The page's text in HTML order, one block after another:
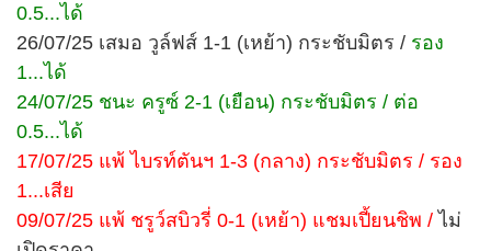
0.5...ได้
26/07/25 เสมอ วูล์ฟส์ 1-1 (เหย้า) กระชับมิตร / รอง
1...ได้
24/07/25 ชนะ ครูซ์ 2-1 (เยือน) กระชับมิตร / ต่อ
0.5...ได้
17/07/25 แพ้ ไบรท์ตันฯ 1-3 (กลาง) กระชับมิตร / รอง
1...เสีย
09/07/25 แพ้ ชรูว์สบิวรี่ 0-1 (เหย้า) แชมเปี้ยนชิพ / ไม่